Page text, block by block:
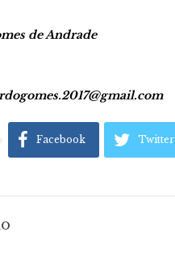
de Andrade
Facebook Twitter